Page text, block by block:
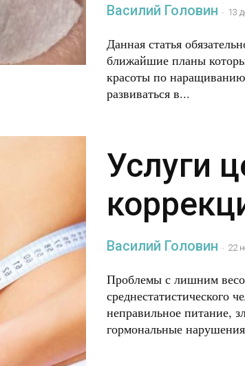
Василий Головин - 13
Данная статья
ближайшие планы
красоты по
развиваться в...
Услуги
Василий Головин - 22
Проблемы с лишним
среднестатистического
неправильное питание,
гормональные